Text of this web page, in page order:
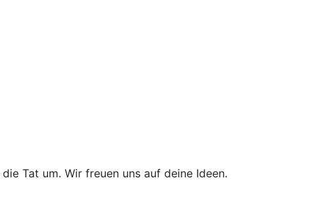
Tat um. Wir freuen uns auf deine Ideen.